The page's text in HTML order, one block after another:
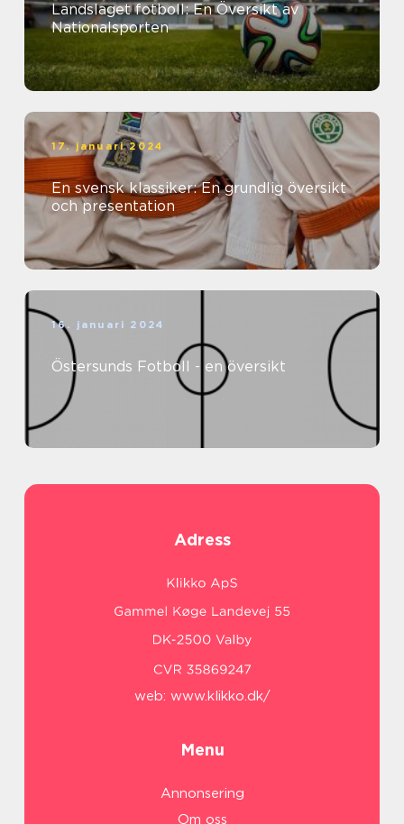
Landslaget fotboll: En Översikt av
Nationalsporten
17. januari 2024
En svensk klassiker: En grundlig översikt
och presentation
16. januari 2024
Östersunds Fotboll - en översikt
Adress
web: www.klikko.dk/
Menu
Annonsering
Om oss